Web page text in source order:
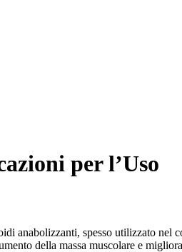
per l’Uso
anabolizzanti, spesso utilizzato
della massa muscolare e